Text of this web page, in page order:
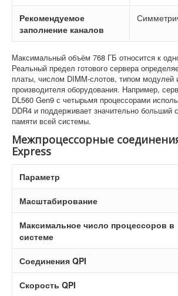
Рекомендуемое
заполнение каналов
Максимальный объём 768 ГБ относится к
Реальный предел готового сервера
платы, числом DIMM-слотов, типом модулей
производителя оборудования. Например,
DL560 Gen9 с четырьмя процессорами
DDR4 и поддерживает значительно
памяти всей системы.
Межпроцессорные
Express
Параметр
Масштабирование
Максимальное число процессоров в
системе
Соединения QPI
Скорость QPI